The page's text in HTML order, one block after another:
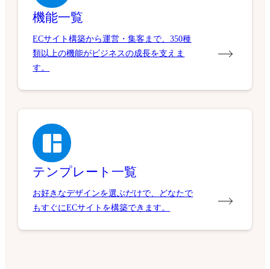
機能一覧
ECサイト構築から運営・集客まで、350種
類以上の機能がビジネスの成長を支えま
す。
テンプレート一覧
お好きなデザインを選ぶだけで、どなたで
もすぐにECサイトを構築できます。